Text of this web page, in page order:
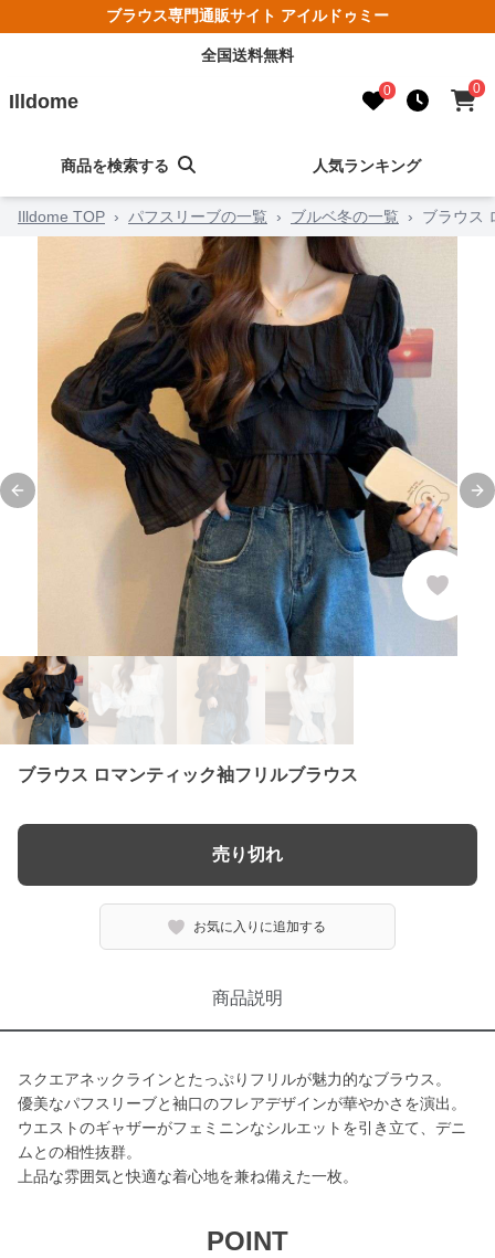
ブラウス専門通販サイト アイルドゥミー
全国送料無料
Illdome 0 0
商品を検索する 人気ランキング
Illdome TOP › パフスリーブの一覧 › ブルベ冬の一覧 › ブラウス
Previous slide
ブラウス ロマンティック袖フリルブラウス
売り切れ
お気に入りに追加する
商品説明
スクエアネックラインとたっぷりフリルが魅力的なブラウス。
優美なパフスリーブと袖口のフレアデザインが華やかさを演出。
ウエストのギャザーがフェミニンなシルエットを引き立て、デニ
ムとの相性抜群。
上品な雰囲気と快適な着心地を兼ね備えた一枚。
POINT